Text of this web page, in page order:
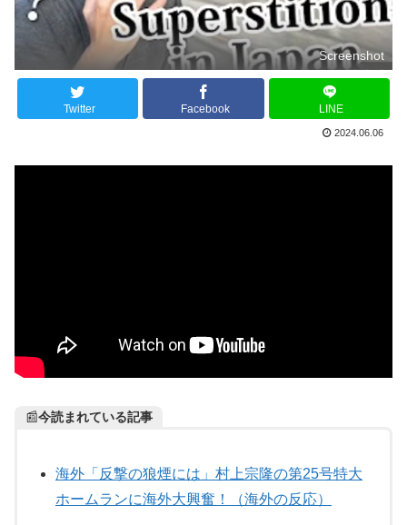
Screenshot
Twitter Facebook LINE
2024.06.06
📰今読まれている記事
海外「反撃の狼煙には」村上宗隆の第25号特大
ホームランに海外大興奮！（海外の反応）